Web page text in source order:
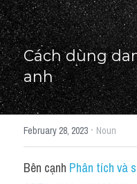
Cách dùng
anh
February 28, 2023 · Noun
Bên cạnh Phân tích và